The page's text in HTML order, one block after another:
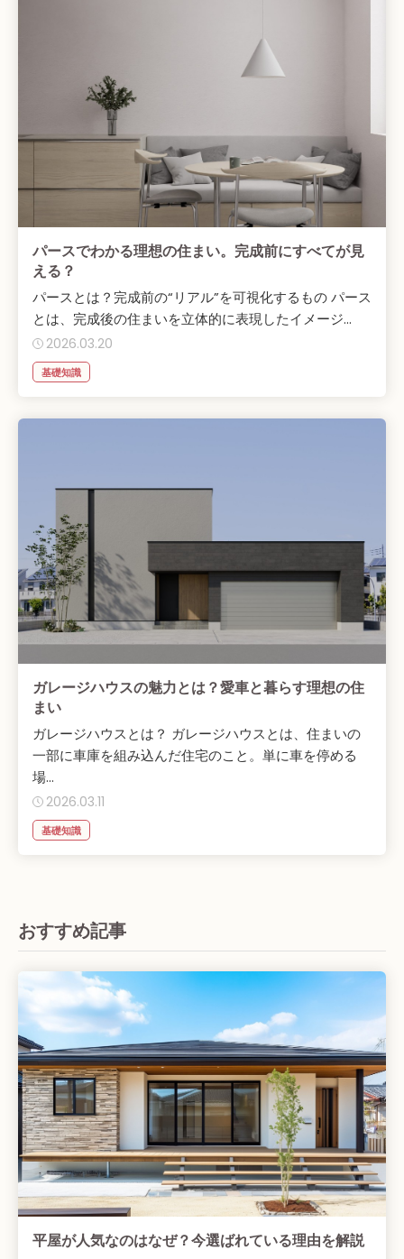
パースでわかる理想の住まい。完成前にすべてが見
える？
パースとは？完成前の“リアル”を可視化するもの パース
とは、完成後の住まいを立体的に表現したイメージ...
2026.03.20
基礎知識
ガレージハウスの魅力とは？愛車と暮らす理想の住
まい
ガレージハウスとは？ ガレージハウスとは、住まいの
一部に車庫を組み込んだ住宅のこと。単に車を停める
場...
2026.03.11
基礎知識
おすすめ記事
平屋が人気なのはなぜ？今選ばれている理由を解説